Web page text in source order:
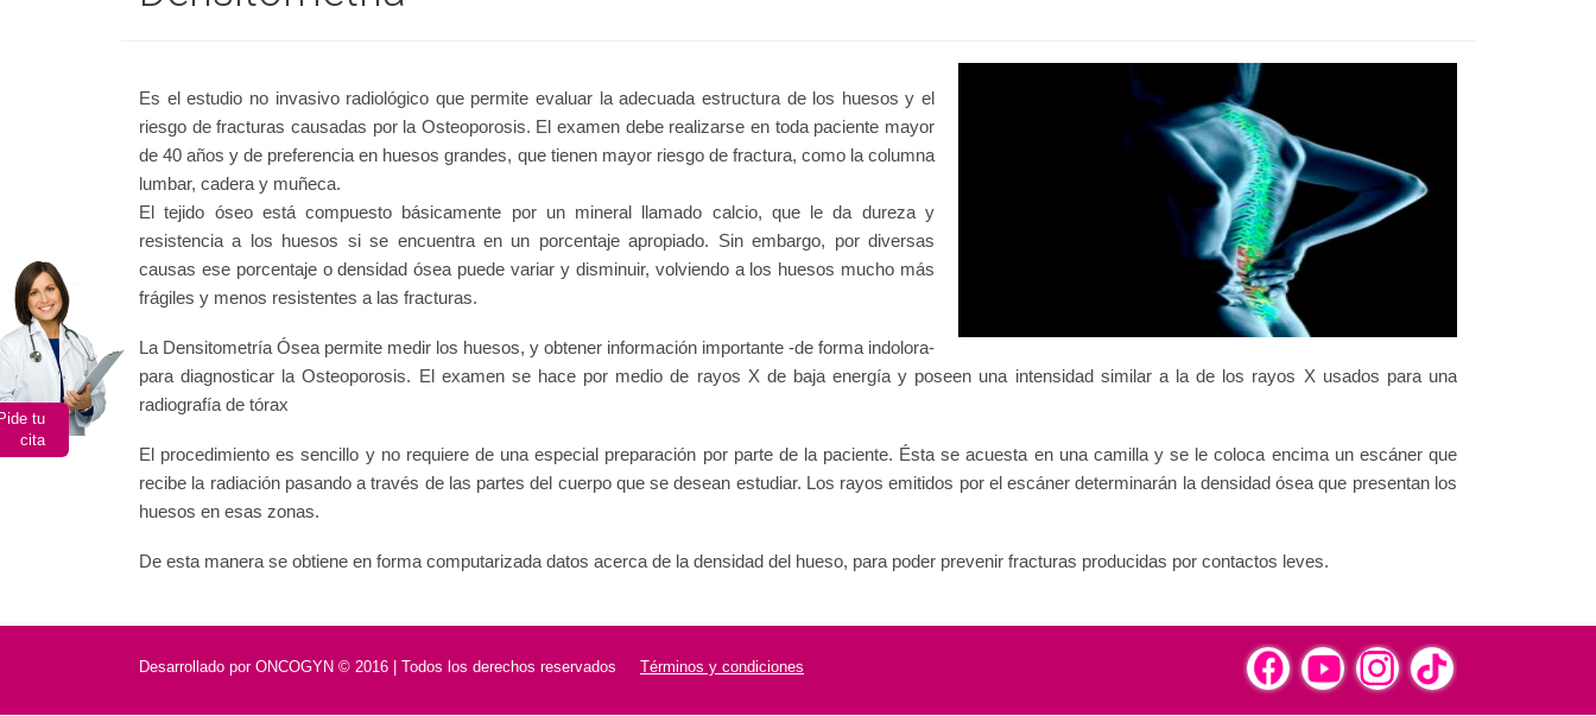
Es el estudio no invasivo radiológico que permite evaluar la adecuada estructura de los huesos y el
riesgo de fracturas causadas por la Osteoporosis. El examen debe realizarse en toda paciente mayor
de 40 años y de preferencia en huesos grandes, que tienen mayor riesgo de fractura, como la columna
lumbar, cadera y muñeca.
El tejido óseo está compuesto básicamente por un mineral llamado calcio, que le da dureza y
resistencia a los huesos si se encuentra en un porcentaje apropiado. Sin embargo, por diversas
causas ese porcentaje o densidad ósea puede variar y disminuir, volviendo a los huesos mucho más
frágiles y menos resistentes a las fracturas.
La Densitometría Ósea permite medir los huesos, y obtener información importante -de forma indolora-
para diagnosticar la Osteoporosis. El examen se hace por medio de rayos X de baja energía y poseen una intensidad similar a la de los rayos X usados para una
radiografía de tórax
El procedimiento es sencillo y no requiere de una especial preparación por parte de la paciente. Ésta se acuesta en una camilla y se le coloca encima un escáner que
recibe la radiación pasando a través de las partes del cuerpo que se desean estudiar. Los rayos emitidos por el escáner determinarán la densidad ósea que presentan los
huesos en esas zonas.
De esta manera se obtiene en forma computarizada datos acerca de la densidad del hueso, para poder prevenir fracturas producidas por contactos leves.
Desarrollado por ONCOGYN © 2016 | Todos los derechos reservados Términos y condiciones
tu
cita